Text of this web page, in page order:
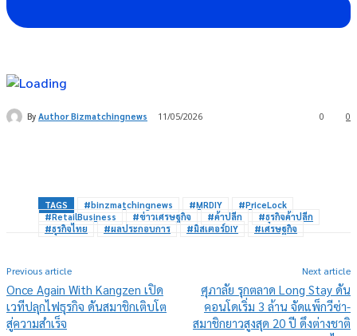
By Author Bizmatchingnews 11/05/2026 0
0
TAGS #binzmatchingnews #MRDIY
#PriceLock
#RetailBusiness
#ข่าวเศรษฐกิจ #ค้าปลีก
#ธุรกิจค้าปลีก
#ธุรกิจไทย
#ผลประกอบการ #มิสเตอร์DIY #เศรษฐกิจ
Previous article
Once Again With Kangzen เปิด
เวทีปลุกไฟธุรกิจ ดันสมาชิกเติบโต
สู่ความสำเร็จ
Next article
ศุภาลัย รุกตลาด Long Stay ดัน
คอนโดเริ่ม 3 ล้าน จัดแพ็กวีซ่า-
สมาชิกยาวสูงสุด 20 ปี ดึงต่างชาติ